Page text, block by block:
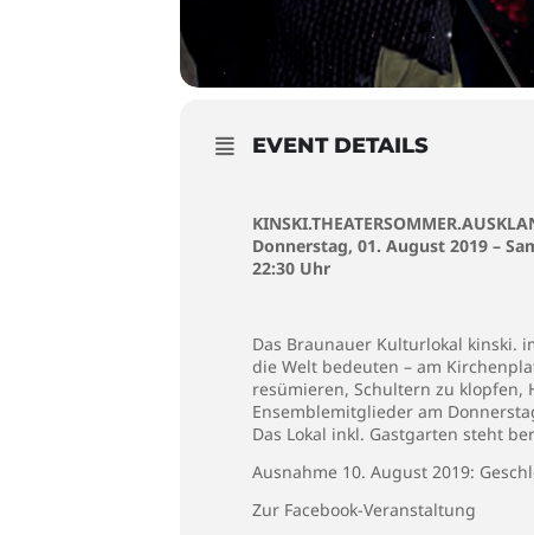
EVENT DETAILS
Donnerstag, 01. August 2019 –
22:30 Uhr
Das Braunauer Kulturlokal kinski.
die Welt bedeuten – am
resümieren, Schultern zu klopfen,
Ensemblemitglieder am
Das Lokal inkl. Gastgarten steht
Ausnahme 10. August 2019:
Zur Facebook-Veranstaltung